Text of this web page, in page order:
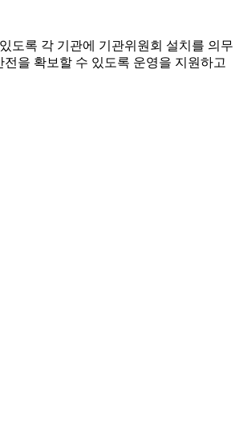
도록 각 기관에 기관위원회 설치를 의무
을 확보할 수 있도록 운영을 지원하고